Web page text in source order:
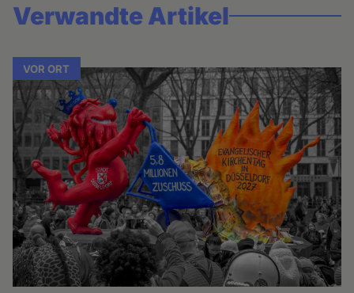
Verwandte Artikel
VOR ORT